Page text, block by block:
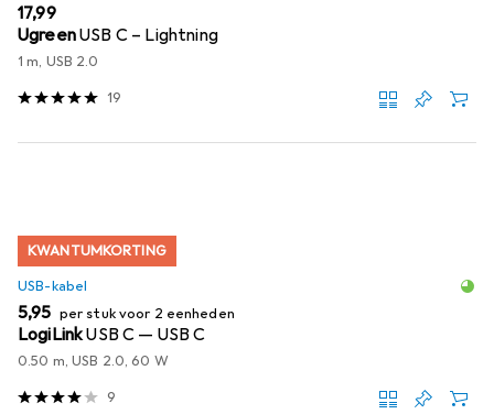
EUR
17,99
UgreenUSB C – Lightning
1 m, USB 2.0
19
KWANTUMKORTING
USB-kabel
EUR
5,95 per stuk voor 2 eenheden
LogiLinkUSB C — USB C
0.50 m, USB 2.0, 60 W
9